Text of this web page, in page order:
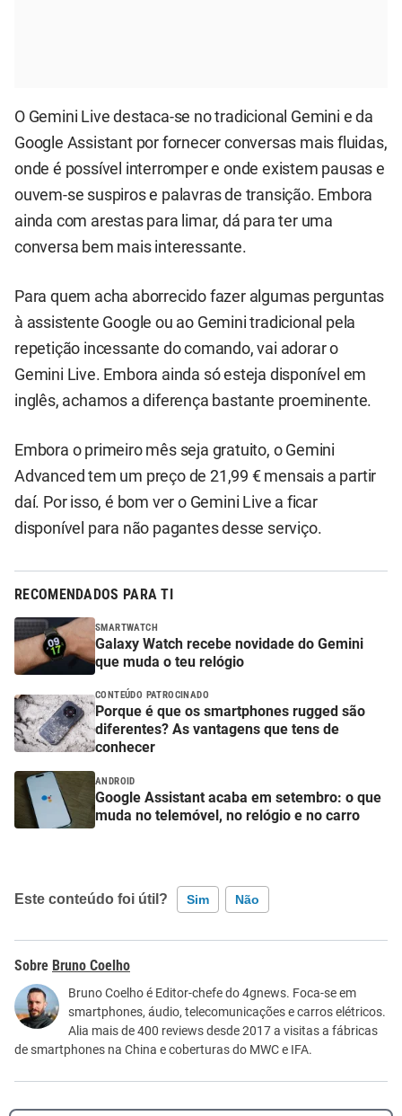
O Gemini Live destaca-se no tradicional Gemini e da
Google Assistant por fornecer conversas mais fluidas,
onde é possível interromper e onde existem pausas e
ouvem-se suspiros e palavras de transição. Embora
ainda com arestas para limar, dá para ter uma
conversa bem mais interessante.
Para quem acha aborrecido fazer algumas perguntas
à assistente Google ou ao Gemini tradicional pela
repetição incessante do comando, vai adorar o
Gemini Live. Embora ainda só esteja disponível em
inglês, achamos a diferença bastante proeminente.
Embora o primeiro mês seja gratuito, o Gemini
Advanced tem um preço de 21,99 € mensais a partir
daí. Por isso, é bom ver o Gemini Live a ficar
disponível para não pagantes desse serviço.
RECOMENDADOS PARA TI
SMARTWATCH
Galaxy Watch recebe novidade do Gemini
que muda o teu relógio
CONTEÚDO PATROCINADO
Porque é que os smartphones rugged são
diferentes? As vantagens que tens de
conhecer
ANDROID
Google Assistant acaba em setembro: o que
muda no telemóvel, no relógio e no carro
Este conteúdo foi útil? Sim Não
Este conteúdo contém informação incorreta
Este conteúdo não tem a informação que procuro
Outro
Bruno Coelho
Bruno Coelho é Editor-chefe do 4gnews. Foca-se em
smartphones, áudio, telecomunicações e carros elétricos.
Alia mais de 400 reviews desde 2017 a visitas a fábricas
de smartphones na China e coberturas do MWC e IFA.